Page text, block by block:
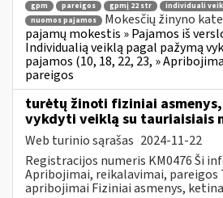
gpm pareigos gpmį 22 str individuali
nuomos pajamos
Mokesčių žinyno
pajamų mokestis » Pajamos iš
Individualią veiklą pagal pažymą
pajamos (10, 18, 22, 23, »
pareigos
turėtų žinoti fiziniai
vykdyti veiklą su tauriaisiais
Web turinio sąrašas 2024-11-22
Registracijos numeris KM0476 Ši
Apribojimai, reikalavimai, pareigos
apribojimai Fiziniai asmenys,